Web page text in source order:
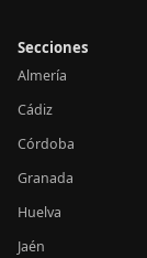
Secciones
Almería
Cádiz
Córdoba
Granada
Huelva
Jaén